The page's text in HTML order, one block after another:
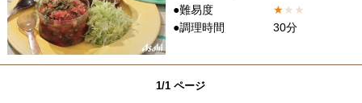
●難易度
★★ ★
●調理時間
30分
1/1 ページ